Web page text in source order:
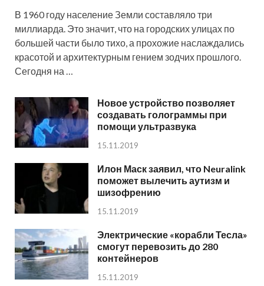
В 1960 году население Земли составляло три
миллиарда. Это значит, что на городских улицах по
большей части было тихо, а прохожие наслаждались
красотой и архитектурным гением зодчих прошлого.
Сегодня на …
Новое устройство позволяет
создавать голограммы при
помощи ультразвука
15.11.2019
Илон Маск заявил, что Neuralink
поможет вылечить аутизм и
шизофрению
15.11.2019
Электрические «корабли Тесла»
смогут перевозить до 280
контейнеров
15.11.2019